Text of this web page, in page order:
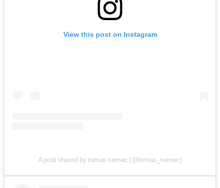
View this post on Instagram
A post shared by tomas nemec (@tomas_nemec)